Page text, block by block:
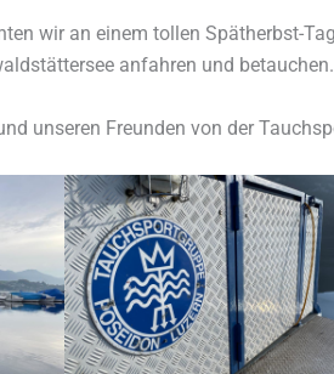
wir an einem tollen Spätherbst-
anfahren und betauchen.
unseren Freunden von der